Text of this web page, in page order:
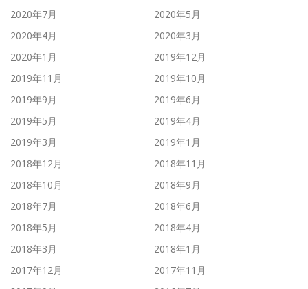
2020年7月
2020年5月
2020年4月
2020年3月
2020年1月
2019年12月
2019年11月
2019年10月
2019年9月
2019年6月
2019年5月
2019年4月
2019年3月
2019年1月
2018年12月
2018年11月
2018年10月
2018年9月
2018年7月
2018年6月
2018年5月
2018年4月
2018年3月
2018年1月
2017年12月
2017年11月